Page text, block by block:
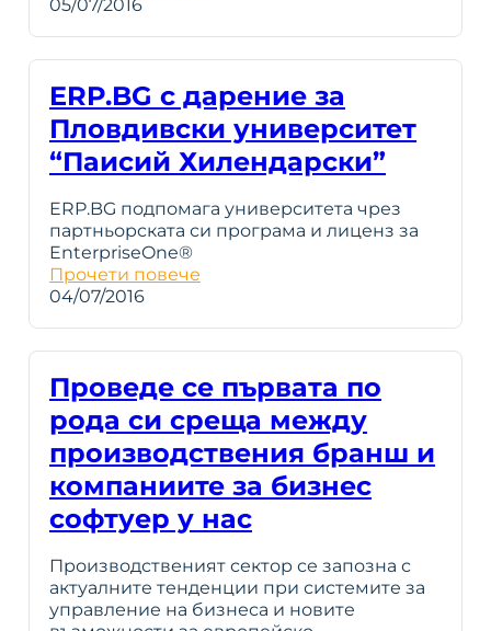
05/07/2016
ERP.BG с дарение за
Пловдивски университет
“Паисий Хилендарски”
ERP.BG подпомага университета чрез
партньорската си програма и лиценз за
EnterpriseOne®
Прочети повече
04/07/2016
Проведе се първата по
рода си среща между
производствения бранш и
компаниите за бизнес
софтуер у нас
Производственият сектор се запозна с
актуалните тенденции при системите за
управление на бизнеса и новите